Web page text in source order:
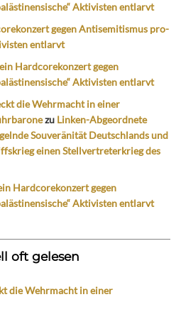
Aktivisten entlarvt
gegen Antisemitismus pro-
entlarvt
Hardcorekonzert gegen
Aktivisten entlarvt
die Wehrmacht in einer
zu Linken-Abgeordnete
Souveränität Deutschlands und
einen Stellvertreterkrieg des
Hardcorekonzert gegen
Aktivisten entlarvt
oft gelesen
die Wehrmacht in einer